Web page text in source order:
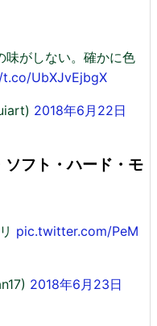
味がしない。確かに色
UbXJvEjbgX
2018年6月22日
フト・ハード・モ
pic.twitter.com/PeM
2018年6月23日